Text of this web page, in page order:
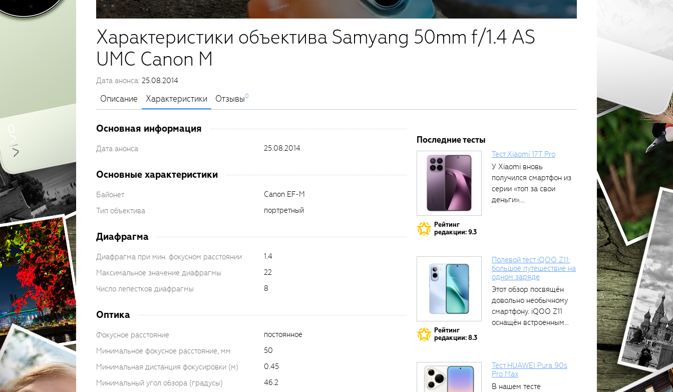
Характеристики объектива Samyang 50mm f/1.4 AS
UMC Canon M
Дата анонса: 25.08.2014
Описание Характеристики Отзывы0
Основная информация
Дата анонса 25.08.2014
Основные характеристики
Байонет
Canon EF-M
Тип объектива
портретный
Диафрагма
Диафрагма при мин. фокусном расстоянии
1.4
Максимальное значение диафрагмы
22
Число лепестков диафрагмы
8
Оптика
Фокусное расстояние
постоянное
Минимальное фокусное расстояние, мм
50
Минимальная дистанция фокусировки (м)
0.45
Минимальный угол обзора (градусы)
46.2
Последние тесты
Рейтинг
редакции: 9.3
Тест Xiaomi 17T Pro
У Xiaomi вновь
получился смартфон из
серии «топ за свои
деньги»....
Рейтинг
редакции: 8.3
Полевой тест iQOO Z11:
большое путешествие на
одном заряде
Этот обзор посвящён
довольно необычному
смартфону. iQOO Z11
оснащён встроенным
Тест HUAWEI Pura 90s
Pro Max
В нашем тесте